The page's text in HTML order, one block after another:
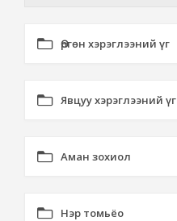
Өргөн хэрэглээний үг
Явцуу хэрэглээний үг
Аман зохиол
Нэр томьёо